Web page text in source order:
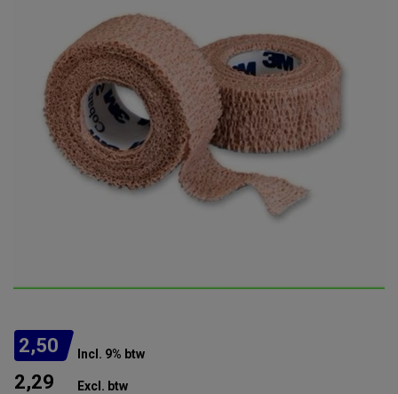
2,50 Incl. 9% btw
2,29 Excl. btw